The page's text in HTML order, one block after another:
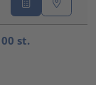
st.